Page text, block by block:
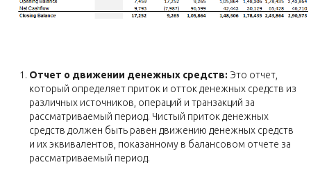
Отчет о движении денежных средств: Это отчет,
который определяет приток и отток денежных средств из
различных источников, операций и транзакций за
рассматриваемый период. Чистый приток денежных
средств должен быть равен движению денежных средств
и их эквивалентов, показанному в балансовом отчете за
рассматриваемый период.